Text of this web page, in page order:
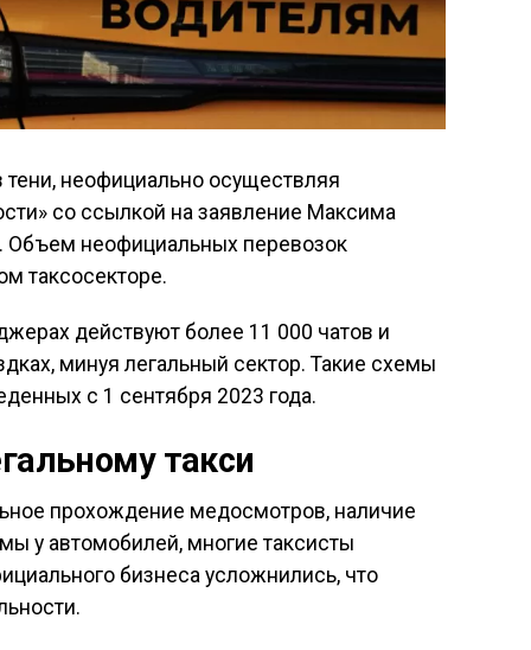
неофициально осуществляя
со ссылкой на заявление Максима
Объем неофициальных перевозок
таксосекторе.
действуют более 11 000 чатов и
минуя легальный сектор. Такие схемы
с 1 сентября 2023 года.
такси
прохождение медосмотров, наличие
у автомобилей, многие таксисты
бизнеса усложнились, что